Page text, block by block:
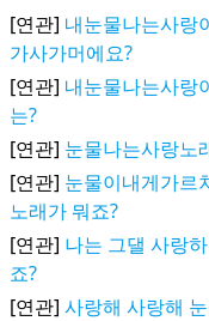
[연관] 내눈물나는사랑
가사가머에요?
[연관] 내눈물나는사랑
는?
[연관] 눈물나는사랑노
[연관] 눈물이내게가르
노래가 뭐죠?
[연관] 나는 그댈 사랑
죠?
[연관] 사랑해 사랑해